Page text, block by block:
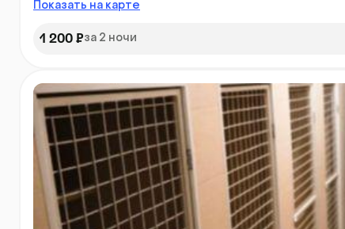
Показать на карте
1 200 ₽за 2 ночи